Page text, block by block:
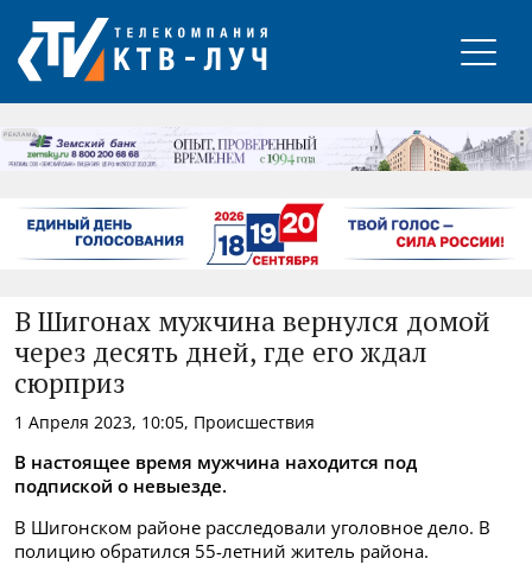
РЕКЛАМА
В Шигонах мужчина вернулся домой
через десять дней, где его ждал
сюрприз
1 Апреля 2023, 10:05, Происшествия
В настоящее время мужчина находится под
подпиской о невыезде.
В Шигонском районе расследовали уголовное дело. В
полицию обратился 55-летний житель района.